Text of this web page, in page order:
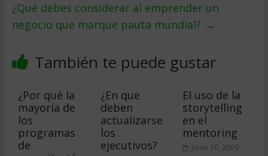
¿Qué debes considerar al emprender un
negocio que marque pauta mundial? →
También te puede gustar
¿Por qué la
mayoría de
los
programas
de
¿En que
deben
actualizarse
los
ejecutivos?
El uso de la
storytelling
en el
mentoring
junio 10, 2009